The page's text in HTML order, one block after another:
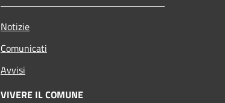
Notizie
Comunicati
Avvisi
VIVERE IL COMUNE